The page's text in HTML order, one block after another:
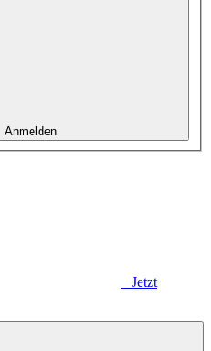
Anmelden
Jetzt